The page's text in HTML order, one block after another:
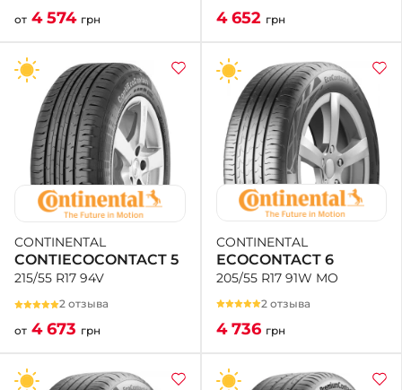
от 4 574 грн 4 652 грн
CONTINENTAL
CONTIECOCONTACT 5
215/55 R17 94V
2 отзыва
от 4 673 грн
CONTINENTAL
ECOCONTACT 6
205/55 R17 91W MO
2 отзыва
4 736 грн